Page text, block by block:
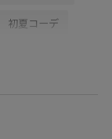
初夏コーデ